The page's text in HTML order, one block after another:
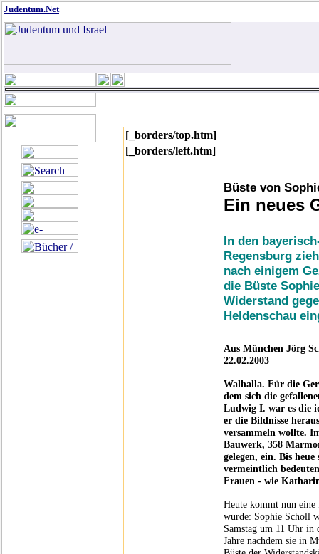
Judentum.Net
[_borders/top.htm]
[_borders/left.htm]
Büste von
Ein neues
In den
Regensburg
nach einigem
die Büste
Widerstand
Heldenschau
Aus München Jörg
22.02.2003
Walhalla. Für die
dem sich die
Ludwig I. war es die
er die Bildnisse
versammeln wollte.
Bauwerk, 358
gelegen, ein. Bis
vermeintlich
Frauen - wie
Heute kommt nun eine
wurde: Sophie Scholl
Samstag um 11 Uhr in
Jahre nachdem sie in